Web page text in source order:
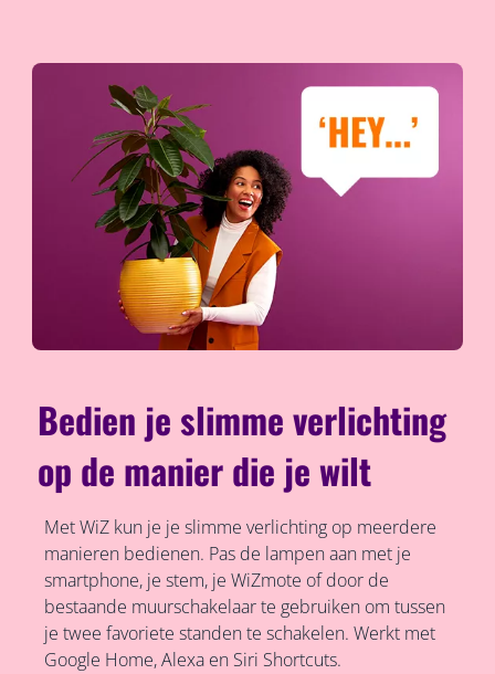
Bedien je slimme verlichting
op de manier die je wilt
Met WiZ kun je je slimme verlichting op meerdere
manieren bedienen. Pas de lampen aan met je
smartphone, je stem, je WiZmote of door de
bestaande muurschakelaar te gebruiken om tussen
je twee favoriete standen te schakelen. Werkt met
Google Home, Alexa en Siri Shortcuts.